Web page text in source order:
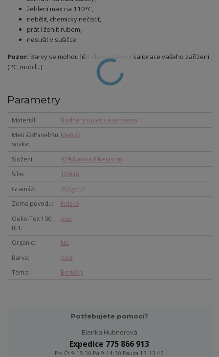
žehlení max na 110°C,
nebělit, chemicky nečistit,
prát i žehlit rubem,
nesušit v sušičce.
Pozor: Barvy se mohou lišit dle nastavení kalibrace vašeho zařízení
(PC, mobil...)
Parametry
Materiál
Bavlněný úplet s elastanem
Metráž/Panel/Ku
sovka
Metráž
Složení
92%bavlna 8%elastan
Šíře
180cm
Gramáž
200g/m2
Země původu
Polsko
Oeko-Tex 100,
tř.1
Ano
Organic
Ne
Barva
Vzor
Téma
Berušky
Potřebujete pomoci?
Blanka Hubnerová
Expedice 775 866 913
Po-Čt 9-15:30 Pá 9-14:30 Pauza 13-13:45